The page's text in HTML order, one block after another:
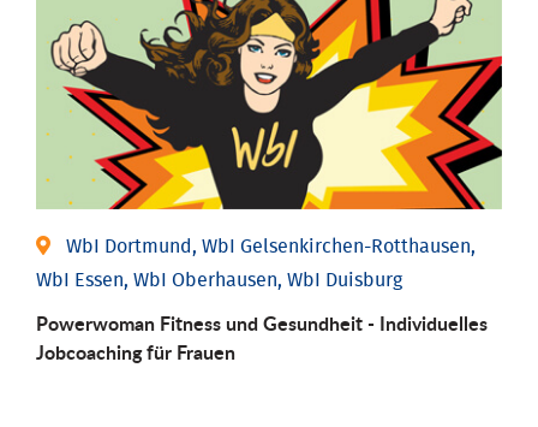
WbI Dortmund, WbI Gelsenkirchen-Rotthausen,
WbI Essen, WbI Oberhausen, WbI Duisburg
Powerwoman Fitness und Gesund­heit - Individu­elles
Job­coaching für Frauen